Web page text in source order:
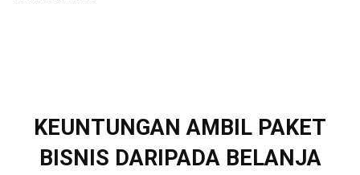
KEUNTUNGAN AMBIL PAKET
BISNIS DARIPADA BELANJA